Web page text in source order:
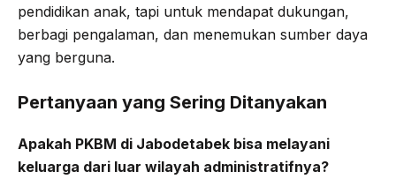
pendidikan anak, tapi untuk mendapat dukungan,
berbagi pengalaman, dan menemukan sumber daya
yang berguna.
Pertanyaan yang Sering Ditanyakan
Apakah PKBM di Jabodetabek bisa melayani
keluarga dari luar wilayah administratifnya?